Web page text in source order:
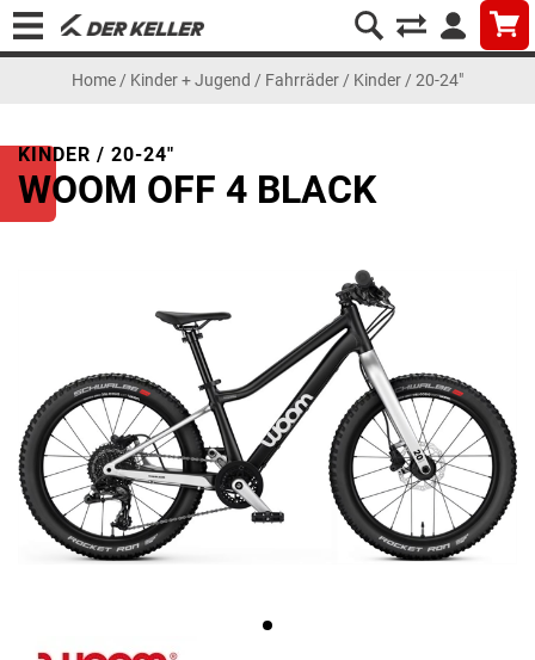
Home / Kinder + Jugend / Fahrräder / Kinder / 20-24"
KINDER / 20-24"
WOOM OFF 4 BLACK